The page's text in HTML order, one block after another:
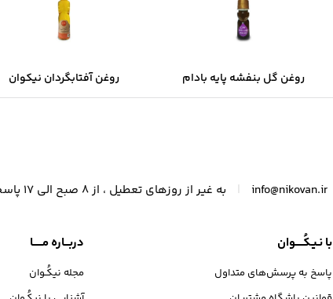
روغن گل بنفشه پایه بادام
شیرین نیکوان
روغن آفتابگردان نیکوان
info@nikovan.ir به غیر از روزهای تعطیل ، از 8 صبح الی 17 پاسخگوی شما هستیم.
با نـیـکُـــــوان
پاسخ به پرسش‌های متداول
دربـــاره مــــــا
مجله نیکُـوان